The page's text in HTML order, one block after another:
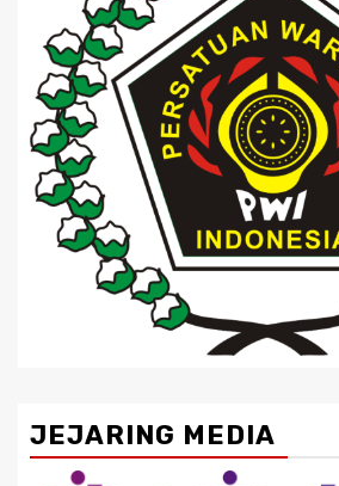
JEJARING MEDIA